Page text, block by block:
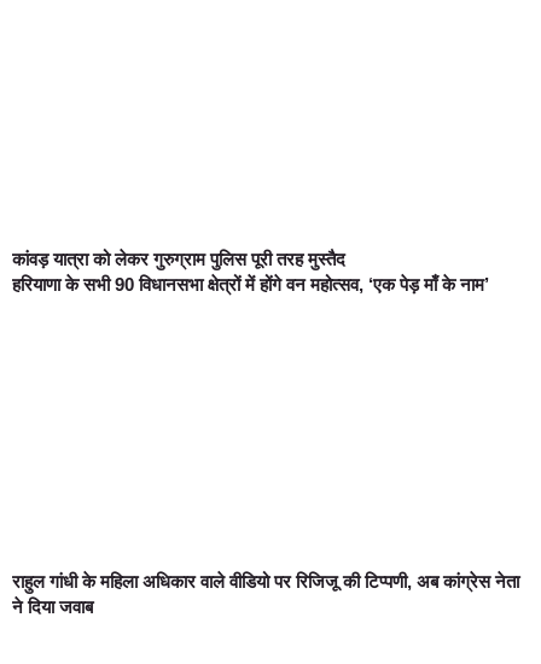
कांवड़ यात्रा को लेकर गुरुग्राम पुलिस पूरी तरह मुस्तैद
हरियाणा के सभी 90 विधानसभा क्षेत्रों में होंगे वन महोत्सव, ‘एक पेड़ माँ के नाम’
राहुल गांधी के महिला अधिकार वाले वीडियो पर रिजिजू की टिप्पणी, अब कांग्रेस नेता
ने दिया जवाब